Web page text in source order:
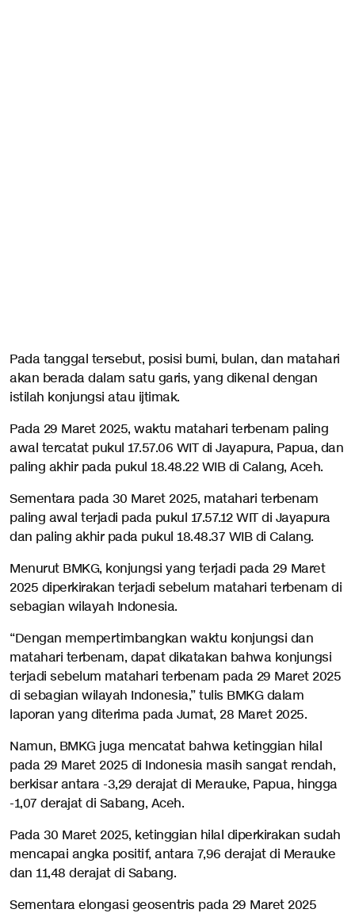
Pada tanggal tersebut, posisi bumi, bulan, dan matahari
akan berada dalam satu garis, yang dikenal dengan
istilah konjungsi atau ijtimak.
Pada 29 Maret 2025, waktu matahari terbenam paling
awal tercatat pukul 17.57.06 WIT di Jayapura, Papua, dan
paling akhir pada pukul 18.48.22 WIB di Calang, Aceh.
Sementara pada 30 Maret 2025, matahari terbenam
paling awal terjadi pada pukul 17.57.12 WIT di Jayapura
dan paling akhir pada pukul 18.48.37 WIB di Calang.
Menurut BMKG, konjungsi yang terjadi pada 29 Maret
2025 diperkirakan terjadi sebelum matahari terbenam di
sebagian wilayah Indonesia.
“Dengan mempertimbangkan waktu konjungsi dan
matahari terbenam, dapat dikatakan bahwa konjungsi
terjadi sebelum matahari terbenam pada 29 Maret 2025
di sebagian wilayah Indonesia,” tulis BMKG dalam
laporan yang diterima pada Jumat, 28 Maret 2025.
Namun, BMKG juga mencatat bahwa ketinggian hilal
pada 29 Maret 2025 di Indonesia masih sangat rendah,
berkisar antara -3,29 derajat di Merauke, Papua, hingga
-1,07 derajat di Sabang, Aceh.
Pada 30 Maret 2025, ketinggian hilal diperkirakan sudah
mencapai angka positif, antara 7,96 derajat di Merauke
dan 11,48 derajat di Sabang.
Sementara elongasi geosentris pada 29 Maret 2025